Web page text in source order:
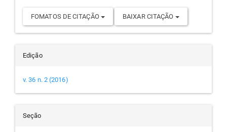
FOMATOS DE CITAÇÃO BAIXAR CITAÇÃO
Edição
v. 36 n. 2 (2016)
Seção